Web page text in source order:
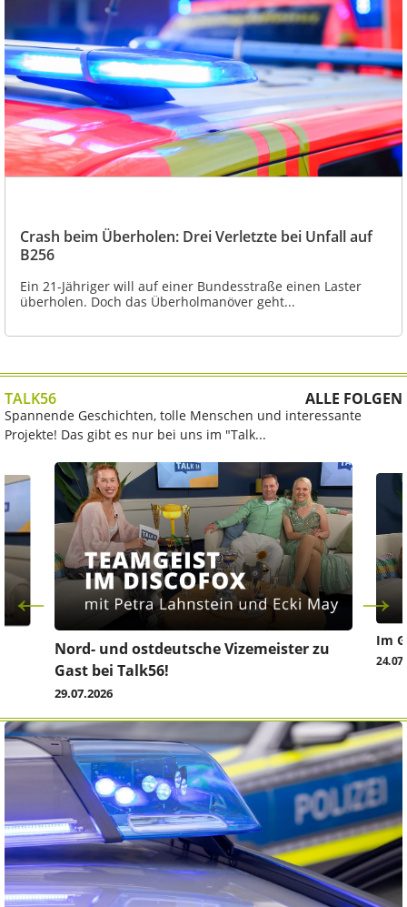
Crash beim Überholen: Drei Verletzte bei Unfall auf
B256
Ein 21-Jähriger will auf einer Bundesstraße einen Laster
überholen. Doch das Überholmanöver geht...
TALK56 ALLE FOLGEN
Spannende Geschichten, tolle Menschen und interessante
Projekte! Das gibt es nur bei uns im "Talk...
Nord- und ostdeutsche Vizemeister zu
Gast bei Talk56!
29.07.2026
Im